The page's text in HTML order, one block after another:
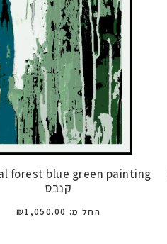
forest blue green painting
קנבס
החל מ: ₪1,050.00